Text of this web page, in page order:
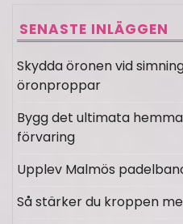
SENASTE INLÄGGEN
Skydda öronen vid
öronproppar
Bygg det ultimata
förvaring
Upplev Malmös
Så stärker du kroppen